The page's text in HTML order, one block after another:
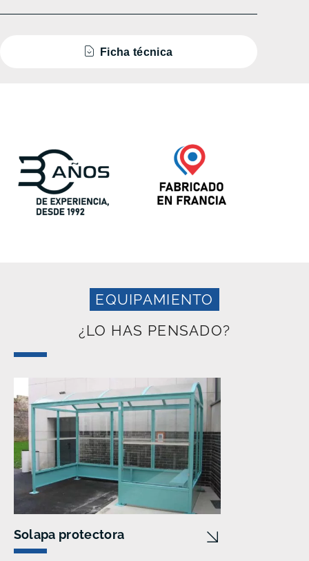
Ficha técnica
EQUIPAMIENTO
¿LO HAS PENSADO?
Solapa protectora